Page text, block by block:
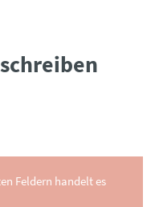
Feldern handelt es